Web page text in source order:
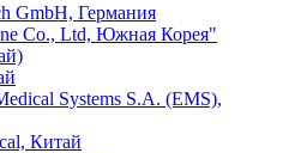
GmbH, Германия
Co., Ltd, Южная Корея"
Systems S.A. (EMS),
Китай